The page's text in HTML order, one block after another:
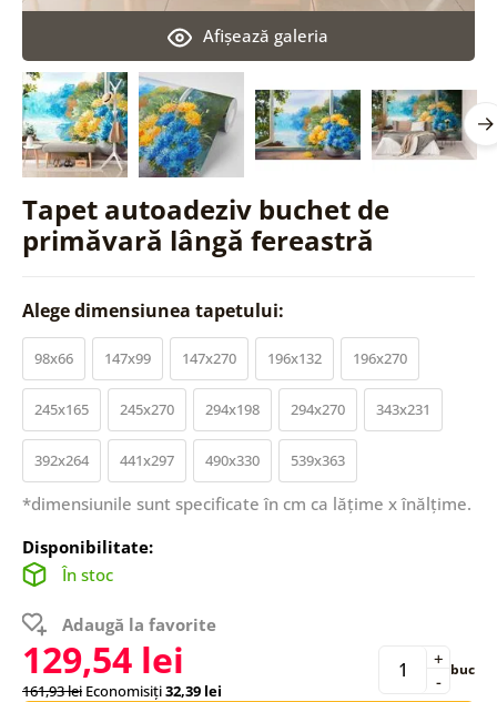
Tapet autoadeziv buchet de
primăvară lângă fereastră
Afişează galeria
Alege dimensiunea tapetului:
98x66 147x99 147x270 196x132 196x270
245x165 245x270 294x198 294x270 343x231
392x264 441x297 490x330 539x363
*dimensiunile sunt specificate în cm ca lățime x înălțime.
Disponibilitate:
În stoc
Adaugă la favorite
129,54 lei
161,93 lei Economisiți32,39 lei -
+ buc